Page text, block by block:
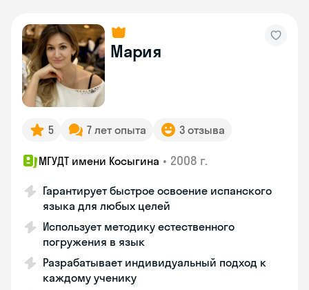
Мария
5 7 лет опыта 3 отзыва
МГУДТ имени Косыгина • 2008 г.
Гарантирует быстрое освоение испанского
языка для любых целей
Использует методику естественного
погружения в язык
Разрабатывает индивидуальный подход к
каждому ученику